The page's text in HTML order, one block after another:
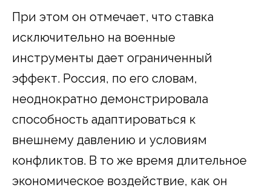
При этом он отмечает, что ставка
исключительно на военные
инструменты дает ограниченный
эффект. Россия, по его словам,
неоднократно демонстрировала
способность адаптироваться к
внешнему давлению и условиям
конфликтов. В то же время длительное
экономическое воздействие, как он